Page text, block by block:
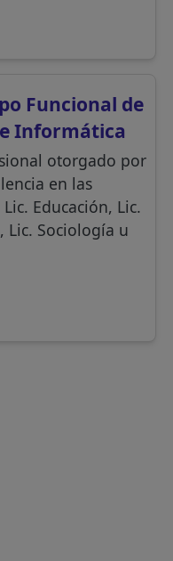
Funcional de
Informática
otorgado por
en las
Educación, Lic.
Lic. Sociología u